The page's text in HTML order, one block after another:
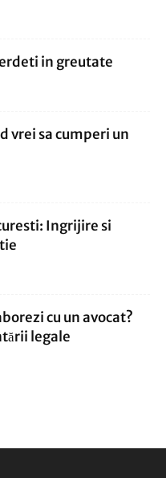
in greutate
vrei sa cumperi un
Ingrijire si
cu un avocat?
legale